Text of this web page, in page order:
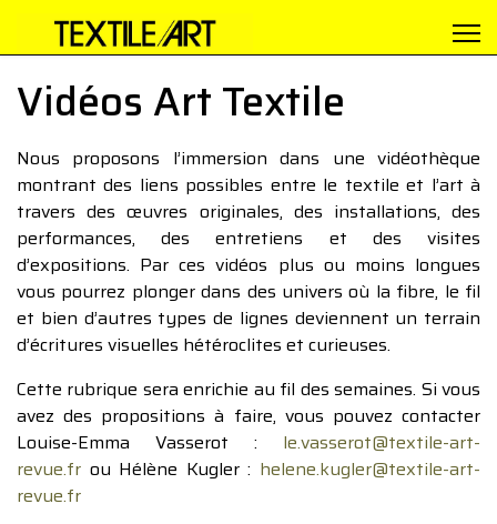
Vidéos Art Textile
Nous proposons l’immersion dans une vidéothèque
montrant des liens possibles entre le textile et l’art à
travers des œuvres originales, des installations, des
performances, des entretiens et des visites
d’expositions. Par ces vidéos plus ou moins longues
vous pourrez plonger dans des univers où la fibre, le fil
et bien d’autres types de lignes deviennent un terrain
d’écritures visuelles hétéroclites et curieuses.
Cette rubrique sera enrichie au fil des semaines. Si vous
avez des propositions à faire, vous pouvez contacter
Louise-Emma Vasserot : le.vasserot@textile-art-
revue.fr ou Hélène Kugler : helene.kugler@textile-art-
revue.fr